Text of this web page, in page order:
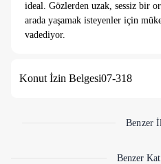
ideal. Gözlerden uzak, sessiz bir
arada yaşamak isteyenler için
vadediyor.
edilmektedir.
Konut İzin Belgesi07-318
Benzer
Benzer